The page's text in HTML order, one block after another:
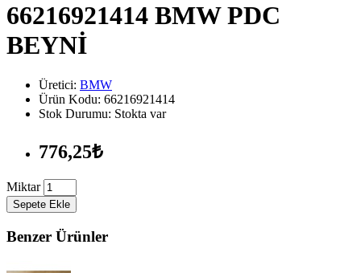
66216921414 BMW PDC
BEYNİ
Üretici: BMW
Ürün Kodu: 66216921414
Stok Durumu: Stokta var
776,25₺
Miktar
Sepete Ekle
Benzer Ürünler